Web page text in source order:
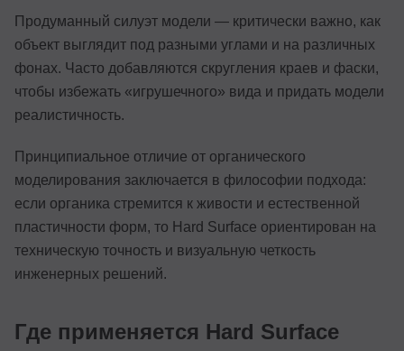
Продуманный силуэт модели — критически важно, как
объект выглядит под разными углами и на различных
фонах. Часто добавляются скругления краев и фаски,
чтобы избежать «игрушечного» вида и придать модели
реалистичность.
Принципиальное отличие от органического
моделирования заключается в философии подхода:
если органика стремится к живости и естественной
пластичности форм, то Hard Surface ориентирован на
техническую точность и визуальную четкость
инженерных решений.
Где применяется Hard Surface